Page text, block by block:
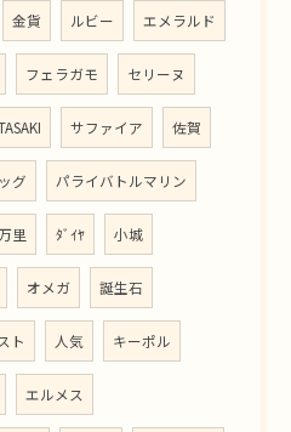
金貨 ルビー エメラルド
フェラガモ セリーヌ
サファイア 佐賀
グ パライバトルマリン
里 ﾀﾞｲﾔ 小城
オメガ 誕生石
ト 人気 キーポル
エルメス